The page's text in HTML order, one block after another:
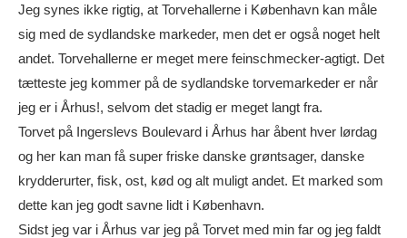
Jeg synes ikke rigtig, at Torvehallerne i København kan måle
sig med de sydlandske markeder, men det er også noget helt
andet. Torvehallerne er meget mere feinschmecker-agtigt. Det
tætteste jeg kommer på de sydlandske torvemarkeder er når
jeg er i Århus!, selvom det stadig er meget langt fra.
Torvet på Ingerslevs Boulevard i Århus har åbent hver lørdag
og her kan man få super friske danske grøntsager, danske
krydderurter, fisk, ost, kød og alt muligt andet. Et marked som
dette kan jeg godt savne lidt i København.
Sidst jeg var i Århus var jeg på Torvet med min far og jeg faldt